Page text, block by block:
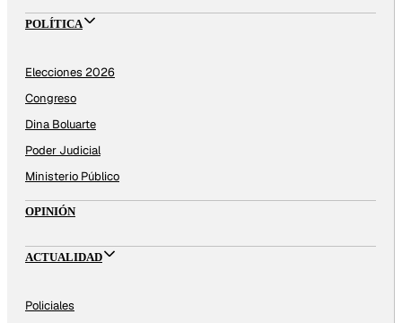
POLÍTICA
Elecciones 2026
Congreso
Dina Boluarte
Poder Judicial
Ministerio Público
OPINIÓN
ACTUALIDAD
Policiales